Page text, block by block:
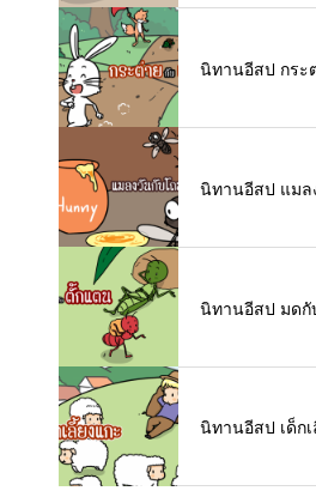
นิทานอีสป กระ
นิทานอีสป แมล
นิทานอีสป มด
นิทานอีสป เด็กเ